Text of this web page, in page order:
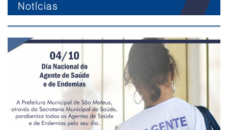
Notícias